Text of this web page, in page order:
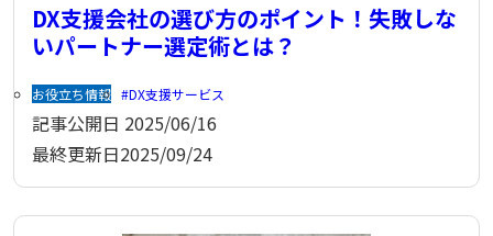
DX支援会社の選び方のポイント！失敗しな
いパートナー選定術とは？
お役立ち情報 DX支援サービス
記事公開日 2025/06/16
最終更新日2025/09/24